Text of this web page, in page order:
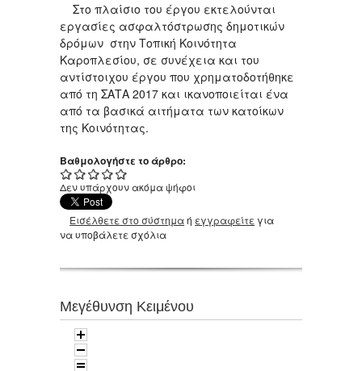
Στο πλαίσιο του έργου εκτελούνται
εργασίες ασφαλτόστρωσης δημοτικών
δρόμων στην Τοπική Κοινότητα
Καροπλεσίου, σε συνέχεια και του
αντίστοιχου έργου που χρηματοδοτήθηκε
από τη ΣΑΤΑ 2017 και ικανοποιείται ένα
από τα βασικά αιτήματα των κατοίκων
της Κοινότητας.
Βαθμολογήστε το άρθρο:
Δεν υπάρχουν ακόμα ψήφοι
Εισέλθετε στο σύστημαή εγγραφείτε για
να υποβάλετε σχόλια
Μεγέθυνση Κειμένου